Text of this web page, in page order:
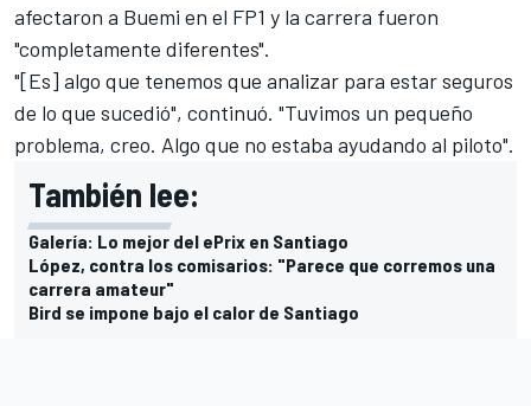
afectaron a Buemi en el FP1 y la carrera fueron
"completamente diferentes".
"[Es] algo que tenemos que analizar para estar seguros
de lo que sucedió", continuó. "Tuvimos un pequeño
problema, creo. Algo que no estaba ayudando al piloto".
También lee:
Galería: Lo mejor del ePrix en Santiago
López, contra los comisarios: "Parece que corremos una
carrera amateur"
Bird se impone bajo el calor de Santiago